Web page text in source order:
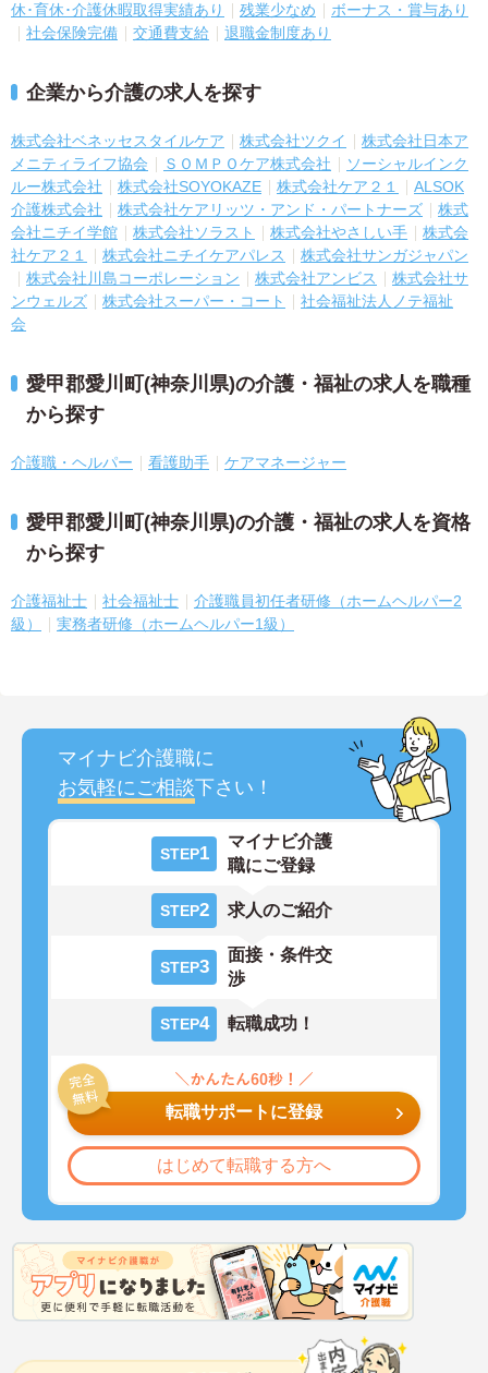
休･育休･介護休暇取得実績あり
残業少なめ
ボーナス・賞与あり
社会保険完備
交通費支給 退職金制度あり
企業から介護の求人を探す
株式会社ベネッセスタイルケア 株式会社ツクイ
株式会社日本ア
メニティライフ協会
ＳＯＭＰＯケア株式会社
ソーシャルインク
ルー株式会社
株式会社SOYOKAZE 株式会社ケア２１
ALSOK
介護株式会社
株式会社ケアリッツ・アンド・パートナーズ
株式
会社ニチイ学館
株式会社ソラスト 株式会社やさしい手
株式会
社ケア２１
株式会社ニチイケアパレス
株式会社サンガジャパン
株式会社川島コーポレーション
株式会社アンビス
株式会社サ
ンウェルズ
株式会社スーパー・コート
社会福祉法人ノテ福祉
会
愛甲郡愛川町(神奈川県)の介護・福祉の求人を職種
から探す
介護職・ヘルパー 看護助手 ケアマネージャー
愛甲郡愛川町(神奈川県)の介護・福祉の求人を資格
から探す
介護福祉士 社会福祉士
介護職員初任者研修（ホームヘルパー2
級）
実務者研修（ホームヘルパー1級）
マイナビ介護職に
お気軽にご相談下さい！
STEP1
マイナビ介護
職にご登録
STEP2 求人のご紹介
STEP3
面接・条件交
渉
STEP4 転職成功！
転職サポートに登録
はじめて転職する方へ